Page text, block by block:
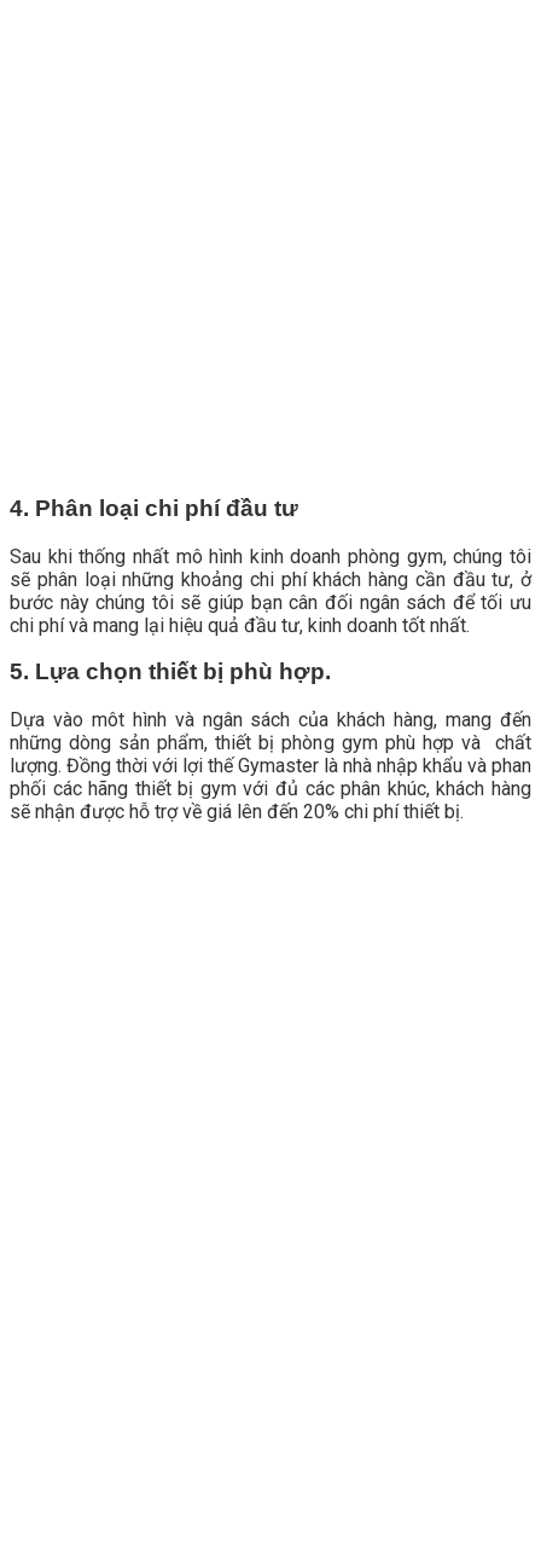
4. Phân loại chi phí đầu tư
Sau khi thống nhất mô hình kinh doanh phòng gym, chúng tôi
sẽ phân loại những khoảng chi phí khách hàng cần đầu tư, ở
bước này chúng tôi sẽ giúp bạn cân đối ngân sách để tối ưu
chi phí và mang lại hiệu quả đầu tư, kinh doanh tốt nhất.
5. Lựa chọn thiết bị phù hợp.
Dựa vào môt hình và ngân sách của khách hàng, mang đến
những dòng sản phẩm, thiết bị phòng gym phù hợp và chất
lượng. Đồng thời với lợi thế Gymaster là nhà nhập khẩu và phan
phối các hãng thiết bị gym với đủ các phân khúc, khách hàng
sẽ nhận được hỗ trợ về giá lên đến 20% chi phí thiết bị.